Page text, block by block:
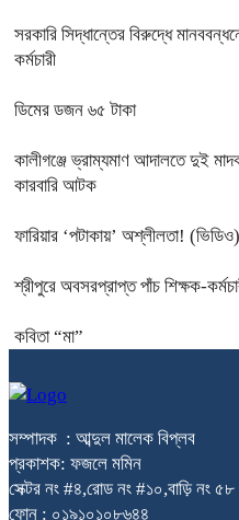
সরকারি সিদ্ধান্তের বিরুদ্ধে
কর্মচারী
ডিমের ডজন ৬৫ টাকা
কালীগঞ্জে ভ্রাম্যমাণ আদালতে দুই
কারবারি আটক
ফারিয়ার ‘পটাকায়’ অশ্লীলতা! (ভিডিও)
শ্রীপুরে অবসরপ্রাপ্ত পাঁচ শিক্ষক-
কবিতা “মা”
সম্পাদক : আব্দুল মালেক বিপ্লব
প্রকাশক: ফজলে মমিন
সেক্টর নং #৪,রোড নং #১০,বাড়ি নং
ফোন : ০১৯১০১০৮৬৪৪